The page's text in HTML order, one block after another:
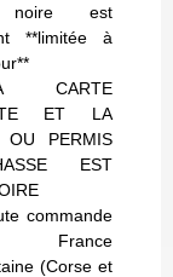
noire est
**limitée à
ET LA
OU PERMIS
EST
commande
(Corse et